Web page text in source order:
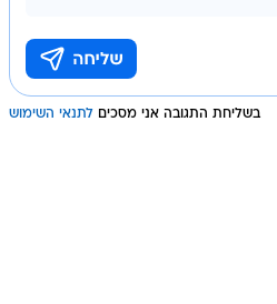
בשליחת התגובה אני מסכים לתנאי השימוש